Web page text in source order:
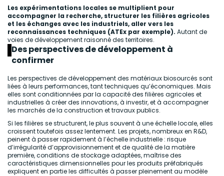
Les expérimentations locales se multiplient pour
accompagner la recherche, structurer les filières agricoles
et les échanges avec les industriels, aller vers les
reconnaissances techniques (ATEx par exemple). Autant de
voies de développement raisonné des territoires.
Des perspectives de développement à
confirmer
Les perspectives de développement des matériaux biosourcés sont
liées à leurs performances, tant techniques qu’économiques. Mais
elles sont conditionnées par la capacité des filières agricoles et
industrielles à créer des innovations, à investir, et à accompagner
les marchés de la construction et travaux publics.
Si les filières se structurent, le plus souvent à une échelle locale, elles
croissent toutefois assez lentement. Les projets, nombreux en R&D,
peinent à passer rapidement à l’échelle industrielle : risque
d’irrégularité d’approvisionnement et de qualité de la matière
première, conditions de stockage adaptées, maîtrise des
caractéristiques dimensionnelles pour les produits préfabriqués
expliquent en partie les difficultés à passer pleinement au modèle